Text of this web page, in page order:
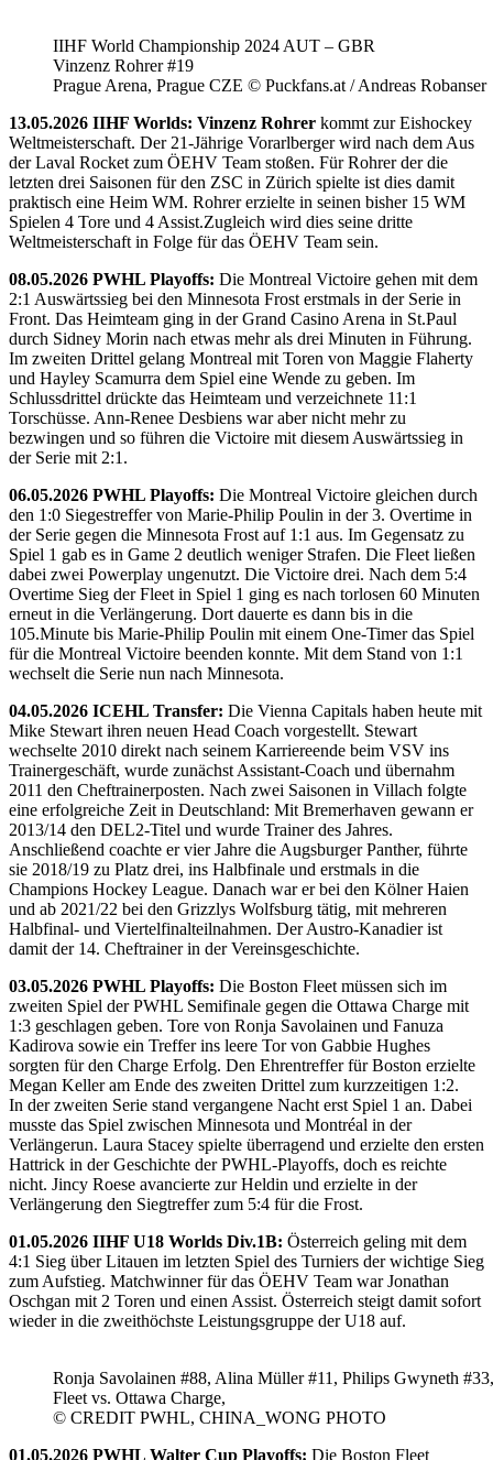
IIHF World Championship 2024 AUT – GBR
Vinzenz Rohrer #19
Prague Arena, Prague CZE © Puckfans.at / Andreas Robanser
13.05.2026 IIHF Worlds: Vinzenz Rohrer kommt zur Eishockey
Weltmeisterschaft. Der 21-Jährige Vorarlberger wird nach dem Aus
der Laval Rocket zum ÖEHV Team stoßen. Für Rohrer der die
letzten drei Saisonen für den ZSC in Zürich spielte ist dies damit
praktisch eine Heim WM. Rohrer erzielte in seinen bisher 15 WM
Spielen 4 Tore und 4 Assist.Zugleich wird dies seine dritte
Weltmeisterschaft in Folge für das ÖEHV Team sein.
08.05.2026 PWHL Playoffs: Die Montreal Victoire gehen mit dem
2:1 Auswärtssieg bei den Minnesota Frost erstmals in der Serie in
Front. Das Heimteam ging in der Grand Casino Arena in St.Paul
durch Sidney Morin nach etwas mehr als drei Minuten in Führung.
Im zweiten Drittel gelang Montreal mit Toren von Maggie Flaherty
und Hayley Scamurra dem Spiel eine Wende zu geben. Im
Schlussdrittel drückte das Heimteam und verzeichnete 11:1
Torschüsse. Ann-Renee Desbiens war aber nicht mehr zu
bezwingen und so führen die Victoire mit diesem Auswärtssieg in
der Serie mit 2:1.
06.05.2026 PWHL Playoffs: Die Montreal Victoire gleichen durch
den 1:0 Siegestreffer von Marie-Philip Poulin in der 3. Overtime in
der Serie gegen die Minnesota Frost auf 1:1 aus. Im Gegensatz zu
Spiel 1 gab es in Game 2 deutlich weniger Strafen. Die Fleet ließen
dabei zwei Powerplay ungenutzt. Die Victoire drei. Nach dem 5:4
Overtime Sieg der Fleet in Spiel 1 ging es nach torlosen 60 Minuten
erneut in die Verlängerung. Dort dauerte es dann bis in die
105.Minute bis Marie-Philip Poulin mit einem One-Timer das Spiel
für die Montreal Victoire beenden konnte. Mit dem Stand von 1:1
wechselt die Serie nun nach Minnesota.
04.05.2026 ICEHL Transfer: Die Vienna Capitals haben heute mit
Mike Stewart ihren neuen Head Coach vorgestellt. Stewart
wechselte 2010 direkt nach seinem Karriereende beim VSV ins
Trainergeschäft, wurde zunächst Assistant-Coach und übernahm
2011 den Cheftrainerposten. Nach zwei Saisonen in Villach folgte
eine erfolgreiche Zeit in Deutschland: Mit Bremerhaven gewann er
2013/14 den DEL2-Titel und wurde Trainer des Jahres.
Anschließend coachte er vier Jahre die Augsburger Panther, führte
sie 2018/19 zu Platz drei, ins Halbfinale und erstmals in die
Champions Hockey League. Danach war er bei den Kölner Haien
und ab 2021/22 bei den Grizzlys Wolfsburg tätig, mit mehreren
Halbfinal- und Viertelfinalteilnahmen. Der Austro-Kanadier ist
damit der 14. Cheftrainer in der Vereinsgeschichte.
03.05.2026 PWHL Playoffs: Die Boston Fleet müssen sich im
zweiten Spiel der PWHL Semifinale gegen die Ottawa Charge mit
1:3 geschlagen geben. Tore von Ronja Savolainen und Fanuza
Kadirova sowie ein Treffer ins leere Tor von Gabbie Hughes
sorgten für den Charge Erfolg. Den Ehrentreffer für Boston erzielte
Megan Keller am Ende des zweiten Drittel zum kurzzeitigen 1:2.
In der zweiten Serie stand vergangene Nacht erst Spiel 1 an. Dabei
musste das Spiel zwischen Minnesota und Montréal in der
Verlängerun. Laura Stacey spielte überragend und erzielte den ersten
Hattrick in der Geschichte der PWHL-Playoffs, doch es reichte
nicht. Jincy Roese avancierte zur Heldin und erzielte in der
Verlängerung den Siegtreffer zum 5:4 für die Frost.
01.05.2026 IIHF U18 Worlds Div.1B: Österreich geling mit dem
4:1 Sieg über Litauen im letzten Spiel des Turniers der wichtige Sieg
zum Aufstieg. Matchwinner für das ÖEHV Team war Jonathan
Oschgan mit 2 Toren und einen Assist. Österreich steigt damit sofort
wieder in die zweithöchste Leistungsgruppe der U18 auf.
Ronja Savolainen #88, Alina Müller #11, Philips Gwyneth
Fleet vs. Ottawa Charge,
© CREDIT PWHL, CHINA_WONG PHOTO
01.05.2026 PWHL Walter Cup Playoffs: Die Boston Fleet